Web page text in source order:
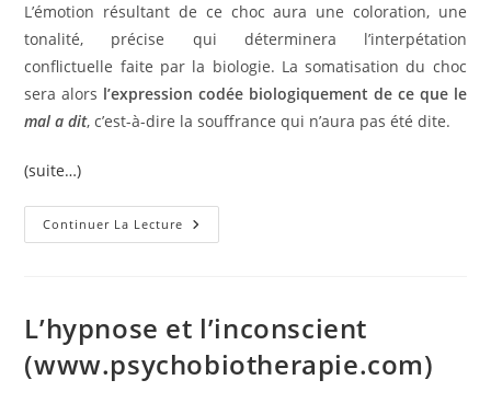
L’émotion résultant de ce choc aura une coloration, une
tonalité, précise qui déterminera l’interpétation
conflictuelle faite par la biologie. La somatisation du choc
sera alors l’expression codée biologiquement de ce que le
mal a dit, c’est-à-dire la souffrance qui n’aura pas été dite.
(suite…)
Continuer La Lecture La
Maladie
Décoder
(www.psychobiotherapie.com)
L’hypnose et l’inconscient
(www.psychobiotherapie.com)